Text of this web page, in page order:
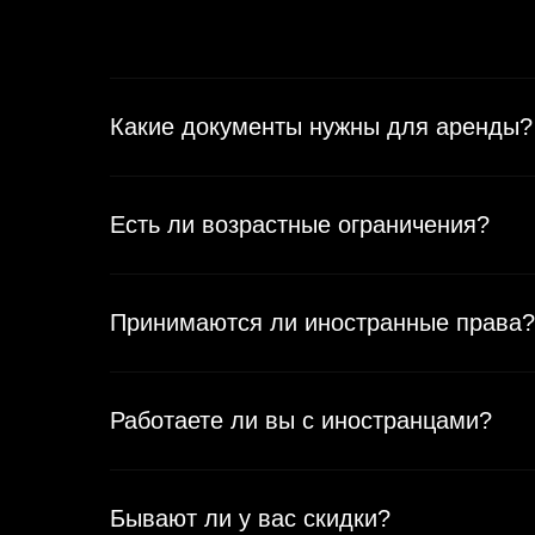
Какие документы нужны для аренды?
Есть ли возрастные ограничения?
Принимаются ли иностранные права?
Работаете ли вы с иностранцами?
Бывают ли у вас скидки?